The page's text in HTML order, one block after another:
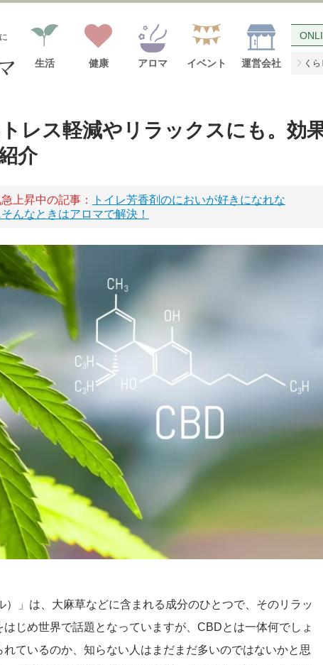
生活 健康 アロマ イベント 運営会社 く
レス軽減やリラックスにも。効
介
急上昇中の記事：
トイレ芳香剤のにおいが好きになれな
んなときはアロマで解決！
）」は、大麻草などに含まれる成分のひとつで、そのリラッ
じめ世界で話題となっていますが、CBDとは一体何でしょ
れているのか、知らない人はまだまだ多いのではないかと思